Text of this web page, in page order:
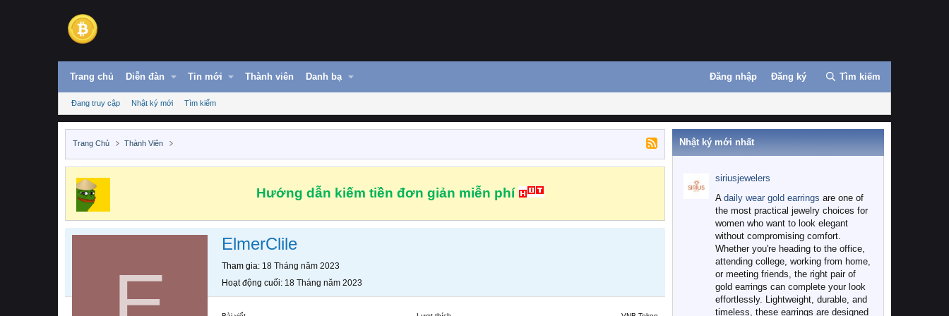
Trang chủ Diễn đàn Tin mới Thành viên Danh bạ Đăng nhập Đăng ký Tìm kiếm
Đang truy cập Nhật ký mới Tìm kiếm
Trang Chủ Thành Viên
Hướng dẫn kiếm tiền đơn giản miễn phí
ElmerClile
Tham gia 18 Tháng năm 2023
Hoạt động cuối 18 Tháng năm 2023
Nhật ký mới nhất
siriusjewelers
A daily wear gold earrings are one of
the most practical jewelry choices for
women who want to look elegant
without compromising comfort.
Whether you're heading to the office,
attending college, working from home,
or meeting friends, the right pair of
gold earrings can complete your look
effortlessly. Lightweight, durable, and
timeless, these earrings are designed